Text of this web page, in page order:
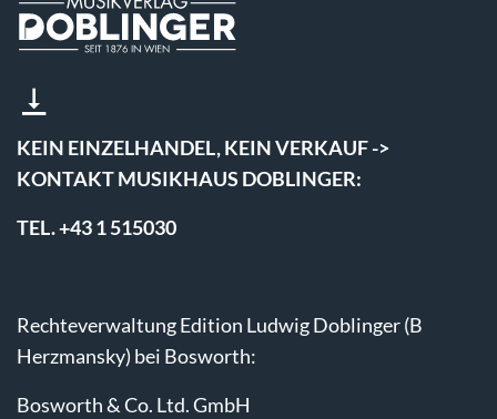
KEIN EINZELHANDEL, KEIN VERKAUF ->
KONTAKT MUSIKHAUS DOBLINGER:
TEL. +43 1 515030
Rechteverwaltung Edition Ludwig Doblinger (B
Herzmansky) bei Bosworth:
Bosworth & Co. Ltd. GmbH